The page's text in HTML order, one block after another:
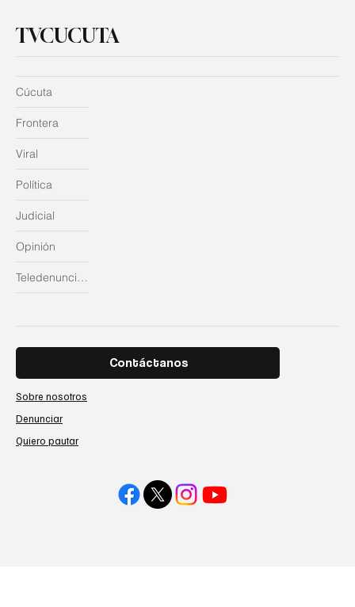
TVCUCUTA
Judicial
Opinión
Teledenuncias
Cúcuta
Frontera
Viral
Política
Contáctanos
Sobre nosotros
Denunciar
Quiero pautar